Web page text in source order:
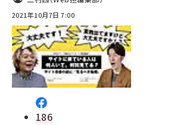
2021年10月7日 7:00
186